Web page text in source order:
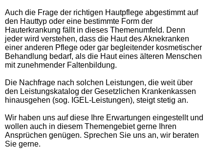
Auch die Frage der richtigen Hautpflege abgestimmt auf
den Hauttyp oder eine bestimmte Form der
Hauterkrankung fällt in dieses Themenumfeld. Denn
jeder wird verstehen, dass die Haut des Aknekranken
einer anderen Pflege oder gar begleitender kosmetischer
Behandlung bedarf, als die Haut eines älteren Menschen
mit zunehmender Faltenbildung.
Die Nachfrage nach solchen Leistungen, die weit über
den Leistungskatalog der Gesetzlichen Krankenkassen
hinausgehen (sog. IGEL-Leistungen), steigt stetig an.
Wir haben uns auf diese Ihre Erwartungen eingestellt und
wollen auch in diesem Themengebiet gerne Ihren
Ansprüchen genügen. Sprechen Sie uns an, wir beraten
Sie gerne.